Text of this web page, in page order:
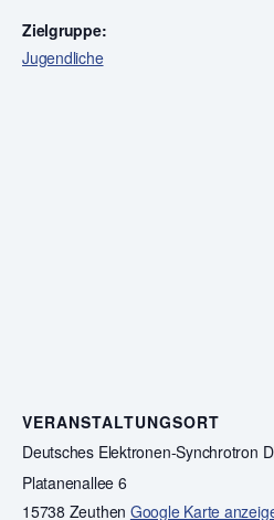
Zielgruppe:
Jugendliche
VERANSTALTUNGSORT
Deutsches Elektronen-Synchrotron
Platanenallee 6
15738 Zeuthen Google Karte